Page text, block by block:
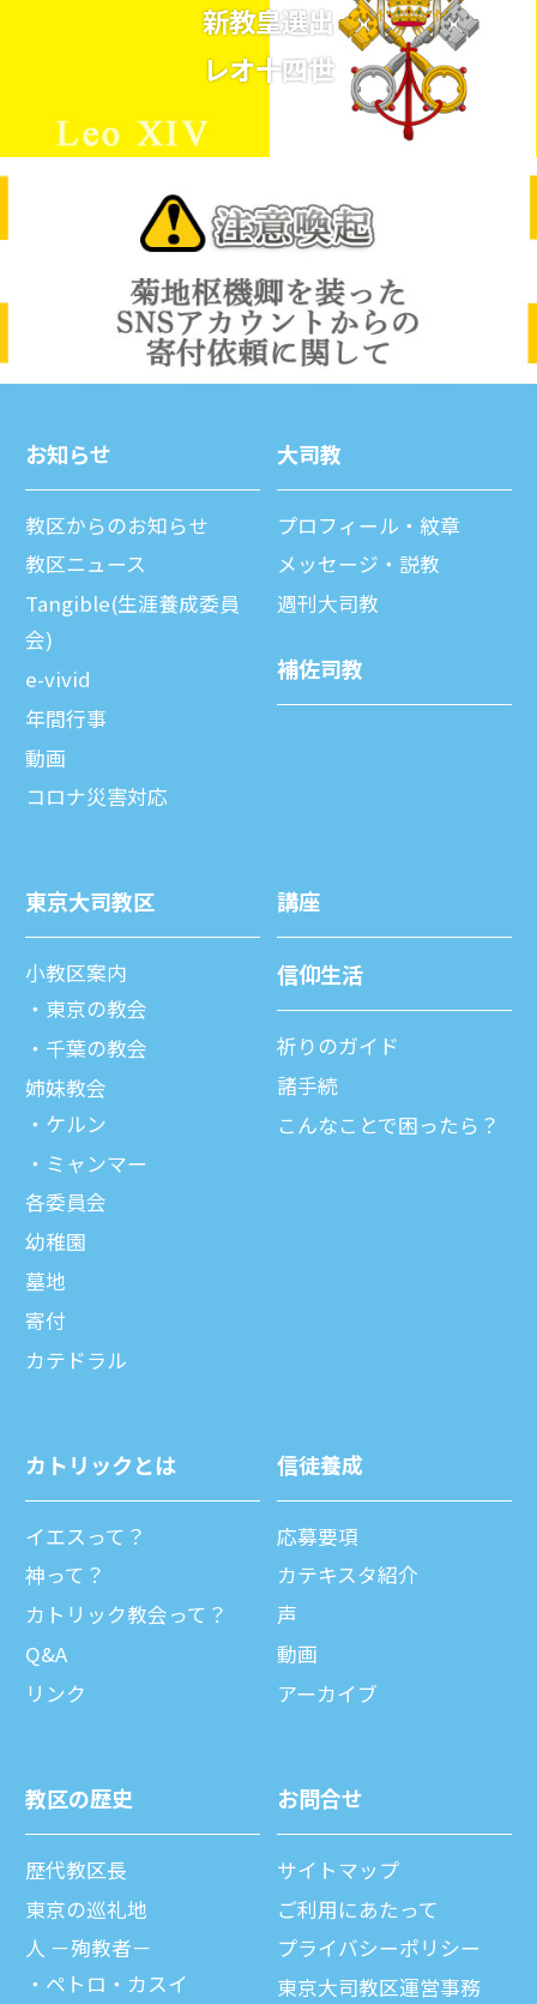
新教皇選出
レオ十四世
お知らせ
教区からのお知らせ
教区ニュース
Tangible(生涯養成委員
会)
e-vivid
年間⾏事
動画
コロナ災害対応
⼤司教
プロフィール・紋章
メッセージ・説教
週刊⼤司教
補佐司教
東京⼤司教区
⼩教区案内
東京の教会
千葉の教会
姉妹教会
ケルン
ミャンマー
各委員会
幼稚園
墓地
寄付
カテドラル
講座
信仰⽣活
祈りのガイド
諸⼿続
こんなことで困ったら？
カトリックとは
イエスって？
神って？
カトリック教会って？
Q&A
リンク
信徒養成
応募要項
カテキスタ紹介
声
動画
アーカイブ
教区の歴史
歴代教区⻑
東京の巡礼地
⼈ －殉教者－
ペトロ・カスイ
お問合せ
サイトマップ
ご利⽤にあたって
プライバシーポリシー
東京大司教区運営事務